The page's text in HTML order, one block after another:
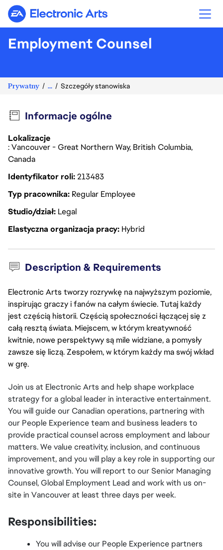
Electronic Arts
Employment Counsel
Prywatny ... Szczegóły stanowiska
Informacje ogólne
Lokalizacje
: Vancouver - Great Northern Way, British Columbia,
Canada
Identyfikator roli213483
Typ pracownika Regular Employee
Studio/dział Legal
Elastyczna organizacja pracy Hybrid
Description & Requirements
Electronic Arts tworzy rozrywkę na najwyższym poziomie,
inspirując graczy i fanów na całym świecie. Tutaj każdy
jest częścią historii. Częścią społeczności łączącej się z
całą resztą świata. Miejscem, w którym kreatywność
kwitnie, nowe perspektywy są mile widziane, a pomysły
zawsze się liczą. Zespołem, w którym każdy ma swój wkład
w grę.
Join us at Electronic Arts and help shape workplace
strategy for a global leader in interactive entertainment.
You will guide our Canadian operations, partnering with
our People Experience team and business leaders to
provide practical counsel across employment and labour
matters. We value creativity, inclusion, and continuous
improvement, and you will play a key role in supporting our
innovative growth. You will report to our Senior Managing
Counsel, Global Employment Lead and work with us on-
site in Vancouver at least three days per week.
Responsibilities:
You will advise our People Experience partners